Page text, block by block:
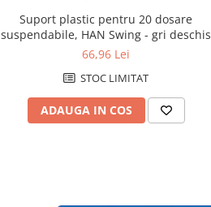
Suport plastic pentru 20 dosare
suspendabile, HAN Swing - gri deschis
66,96 Lei
STOC LIMITAT
ADAUGA IN COS